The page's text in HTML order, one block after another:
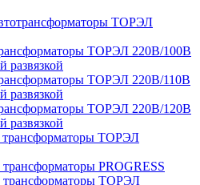
ТОРЭЛ
ТОРЭЛ 220В/100В
развязкой
ТОРЭЛ 220В/110В
развязкой
ТОРЭЛ 220В/120В
развязкой
трансформаторы ТОРЭЛ
трансформаторы PROGRESS
трансформаторы ТОРЭЛ